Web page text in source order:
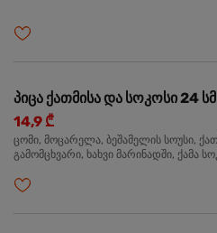
პიცა ქათმისა და სოკოსი 24 სმ
14,9 ₾
ცომი, მოცარელა, ბეშამელის სოუსი, ქათმის ფილე
გამომცხვარი, ხახვი მარინადში, ქამა სოკო,